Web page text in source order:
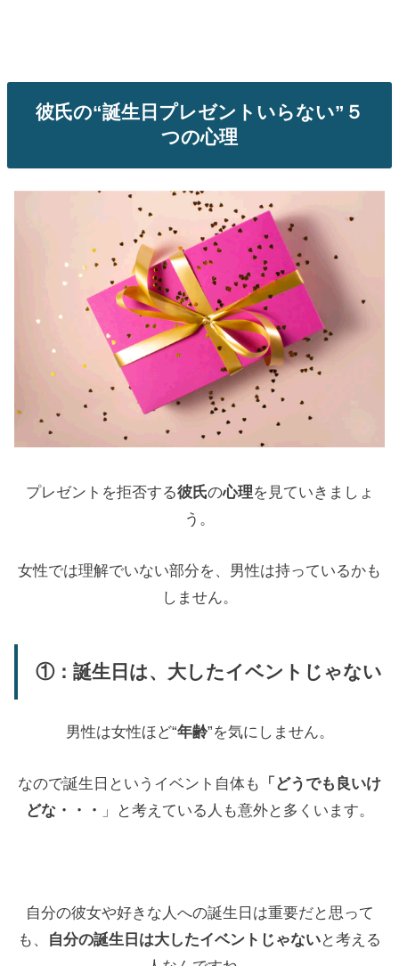
彼氏の“誕生日プレゼントいらない”５
つの心理
プレゼントを拒否する彼氏の心理を見ていきましょ
う。
女性では理解でいない部分を、男性は持っているかも
しません。
①：誕生日は、大したイベントじゃない
男性は女性ほど“年齢”を気にしません。
なので誕生日というイベント自体も 「どうでも良いけ
どな・・・ 」と考えている人も意外と多くいます。
自分の彼女や好きな人への誕生日は重要だと思って
も、 自分の誕生日は大したイベントじゃないと考える